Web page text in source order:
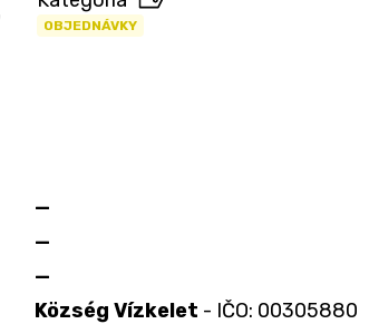
OBJEDNÁVKY
—
—
—
Község Vízkelet - IČO: 00305880